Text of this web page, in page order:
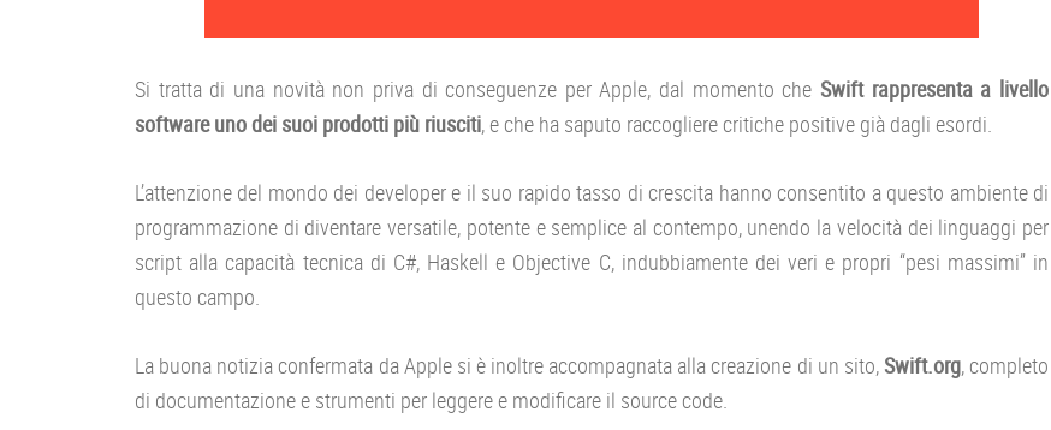
Si tratta di una novità non priva di conseguenze per Apple, dal momento che Swift rappresenta a livello
software uno dei suoi prodotti più riusciti, e che ha saputo raccogliere critiche positive già dagli esordi.
L’attenzione del mondo dei developer e il suo rapido tasso di crescita hanno consentito a questo ambiente di
programmazione di diventare versatile, potente e semplice al contempo, unendo la velocità dei linguaggi per
script alla capacità tecnica di C#, Haskell e Objective C, indubbiamente dei veri e propri “pesi massimi” in
questo campo.
La buona notizia confermata da Apple si è inoltre accompagnata alla creazione di un sito, Swift.org, completo
di documentazione e strumenti per leggere e modificare il source code.